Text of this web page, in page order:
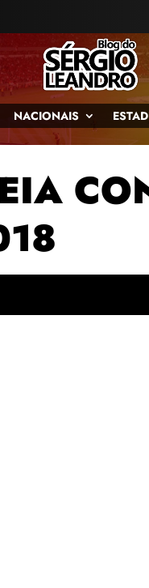
NACIONAIS